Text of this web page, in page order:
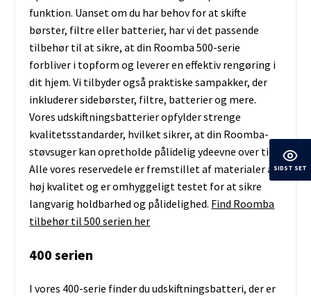
funktion. Uanset om du har behov for at skifte
børster, filtre eller batterier, har vi det passende
tilbehør til at sikre, at din Roomba 500-serie
forbliver i topform og leverer en effektiv rengøring i
dit hjem. Vi tilbyder også praktiske sampakker, der
inkluderer sidebørster, filtre, batterier og mere.
Vores udskiftningsbatterier opfylder strenge
kvalitetsstandarder, hvilket sikrer, at din Roomba-
støvsuger kan opretholde pålidelig ydeevne over tid.
Alle vores reservedele er fremstillet af materialer af
høj kvalitet og er omhyggeligt testet for at sikre
langvarig holdbarhed og pålidelighed. Find Roomba
tilbehør til 500 serien her
400 serien
I vores 400-serie finder du udskiftningsbatteri, der er
SIDST SET